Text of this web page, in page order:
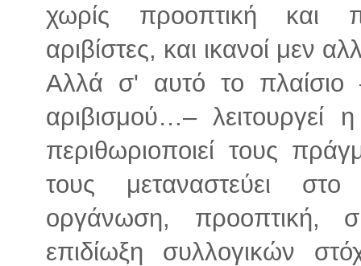
χωρίς προοπτική και
αριβίστες, και ικανοί μεν
Αλλά σ' αυτό το πλαίσιο
αριβισμού…–
περιθωριοποιεί τους
τους μεταναστεύει
οργάνωση, προοπτική,
επιδίωξη συλλογικών